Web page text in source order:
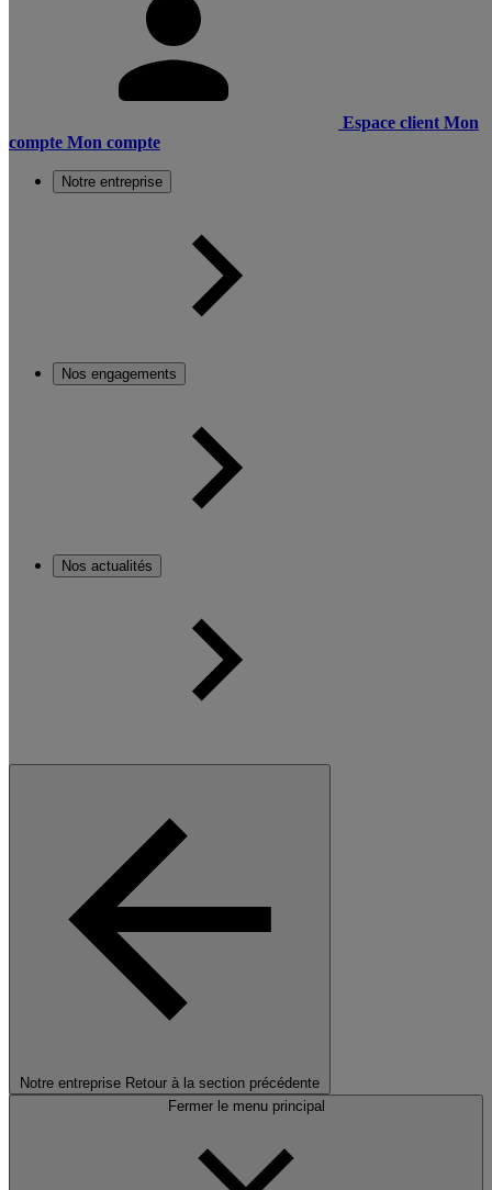
Espace client Mon
compte Mon compte
Notre entreprise
Nos engagements
Nos actualités
Notre entreprise Retour à la section précédente
Fermer le menu principal